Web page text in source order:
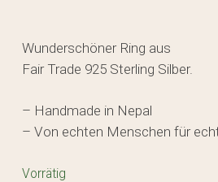
Wunderschöner Ring aus
Fair Trade 925 Sterling Silber.
– Handmade in Nepal
– Von echten Menschen für
Vorrätig